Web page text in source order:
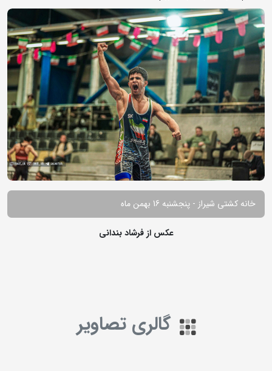
خانه کشتی شیراز - پنجشنبه 16 بهمن ماه
عکس از فرشاد بندانی
گالری تصاویر